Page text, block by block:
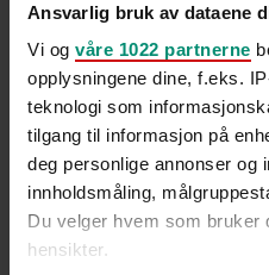
Ansvarlig bruk av dataene
Vi og våre 1022 partnerne
opplysningene dine, f.eks.
teknologi som
tilgang til informasjon på
deg personlige annonser og
innholdsmåling,
Du velger hvem som bruker
hensikter.
Susanna har en
IT, Media & Design-
og KTH). Hun har også
Stockholms universitet.
teknologi er stor, og hun
utvikle seg innen sitt fagfelt.
Når hun ikke jobber, liker